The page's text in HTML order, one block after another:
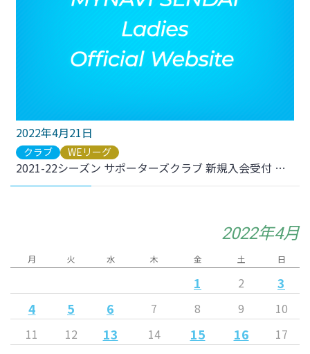
2022年4月21日
クラブ WEリーグ
2021-22シーズン サポーターズクラブ 新規入会受付 終了日のお知らせ
2022年4月
月 火 水 木 金 土 日
1 2
3
4
5 6 7 8 9
10
11
12 13 14 15 16 17